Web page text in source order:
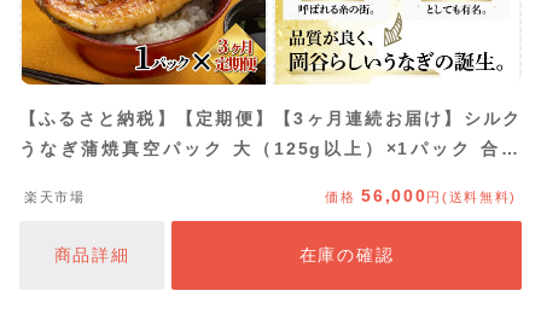
【ふるさと納税】【定期便】【3ヶ月連続お届け】シルク
うなぎ蒲焼真空パック 大（125g以上）×1パック 合計
丑の日 定期便 蒲焼き かば焼き 個包装 小分け 冷凍 クー
楽天市場 価格56,000円(送料無料)
商品詳細 在庫の確認